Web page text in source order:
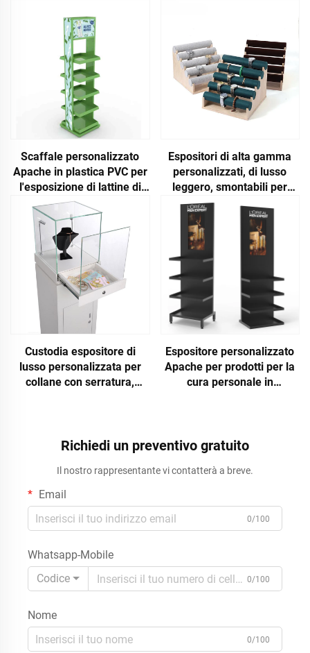
Scaffale personalizzato
Apache in plastica PVC per
l'esposizione di lattine di
soda o birra nei
supermercati o nei negozi
di alcolici
Espositori di alta gamma
personalizzati, di lusso
leggero, smontabili per
gioielli e accessori per
orologi, per negozi al
dettaglio
Custodia espositore di
lusso personalizzata per
collane con serratura,
Espositore personalizzato
Apache per prodotti per la
cura personale in
Richiedi un preventivo gratuito
Il nostro rappresentante vi contatterà a breve.
Email
0/100
Whatsapp-Mobile
Codice
0/100
Nome
0/100